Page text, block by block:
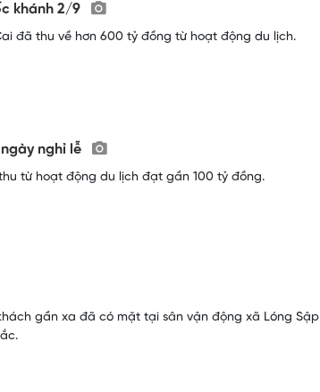
khánh 2/9
đã thu về hơn 600 tỷ đồng từ hoạt động du lịch.
nghỉ lễ
từ hoạt động du lịch đạt gần 100 tỷ đồng.
gần xa đã có mặt tại sân vận động xã Lóng Sập